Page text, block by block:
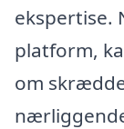
ekspertise.
platform,
om